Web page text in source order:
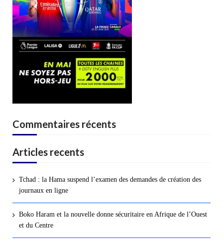
Commentaires récents
Articles recents
Tchad : la Hama suspend l’examen des demandes de création des
journaux en ligne
Boko Haram et la nouvelle donne sécuritaire en Afrique de l’Ouest
et du Centre